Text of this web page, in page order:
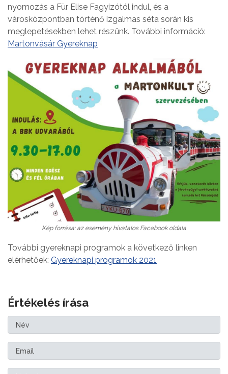
nyomozás a Für Elise Fagyizótól indul, és a
városközpontban történő izgalmas séta során kis
meglepetésekben lehet részünk. További információ:
Martonvásár Gyereknap
Kép forrása: az esemény hivatalos Facebook oldala
További gyereknapi programok a következő linken
elérhetőek: Gyereknapi programok 2021
Értékelés írása